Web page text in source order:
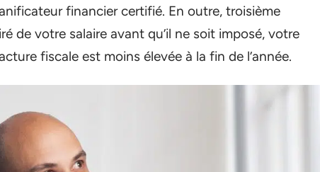
financier certifié. En outre, troisième
de votre salaire avant qu’il ne soit imposé, votre
fiscale est moins élevée à la fin de l’année.